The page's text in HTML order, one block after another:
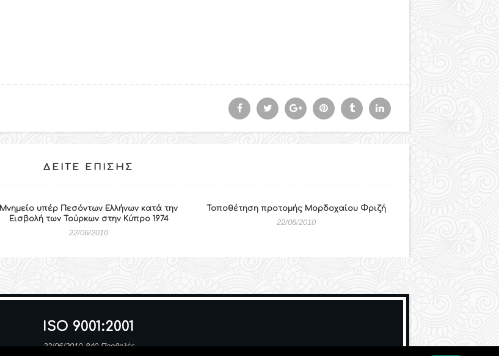
ΔΕΊΤΕ ΕΠΊΣΗΣ
Μνημείο υπέρ Πεσόντων Ελλήνων κατά την
Εισβολή των Τούρκων στην Κύπρο 1974
22/06/2010
Τοποθέτηση προτομής Μορδοχαίου Φριζή
22/06/2010
ISO 9001:2001
22/06/2010 840 Προβολές